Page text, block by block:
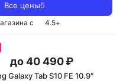
Все цены5
с 4.5+
до 40 490 ₽
Galaxy Tab S10 FE 10.9"